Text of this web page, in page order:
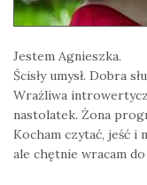
Jestem Agnieszka.
Ścisły umysł. Dobra
Wrażliwa
nastolatek. Żona
Kocham czytać, jeść i
ale chętnie wracam do